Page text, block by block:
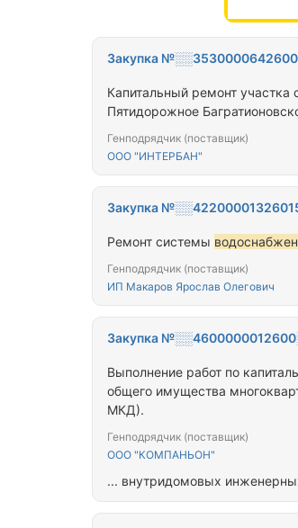
Закупка
Капитальный ремонт участка
Пятидорожное
Генподрядчик (поставщик)
ООО "ИНТЕРБАН"
Закупка
Ремонт системы
Генподрядчик (поставщик)
ИП Макаров Ярослав Олегович
Закупка
Выполнение работ по
общего имущества
МКД).
Генподрядчик (поставщик)
ООО "КОМПАНЬОН"
... внутридомовых